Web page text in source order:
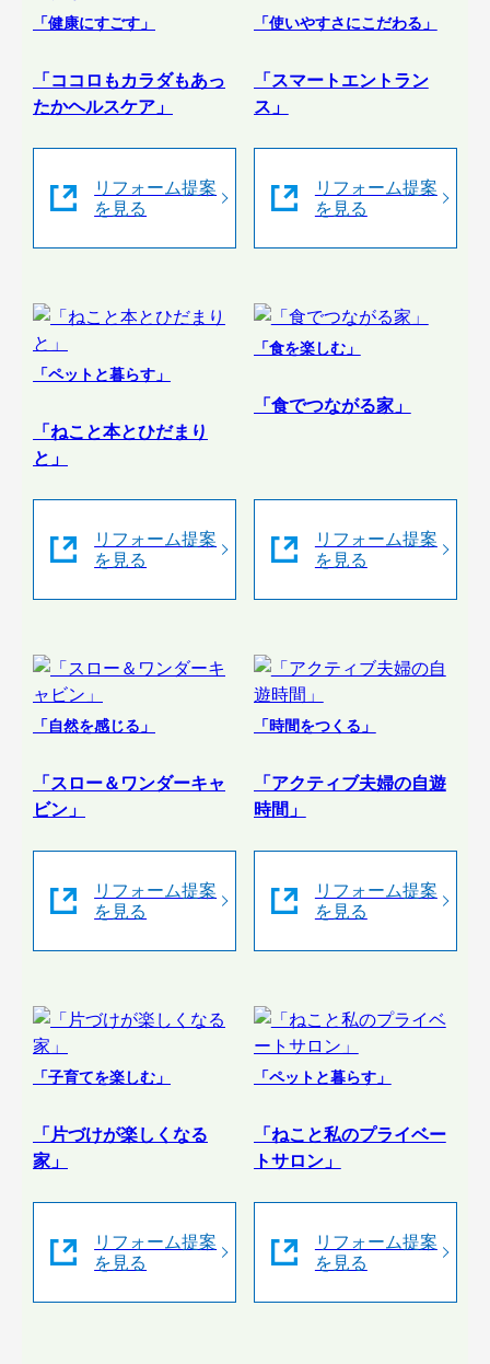
「健康にすごす」
「ココロもカラダもあっ
たかヘルスケア」
リフォーム提案
を見る
「使いやすさにこだわる」
「スマートエントラン
ス」
リフォーム提案
を見る
「ペットと暮らす」
「ねこと本とひだまり
と」
リフォーム提案
を見る
「食を楽しむ」
「食でつながる家」
リフォーム提案
を見る
「自然を感じる」
「スロー＆ワンダーキャ
ビン」
リフォーム提案
を見る
「時間をつくる」
「アクティブ夫婦の自遊
時間」
リフォーム提案
を見る
「子育てを楽しむ」
「片づけが楽しくなる
家」
リフォーム提案
を見る
「ペットと暮らす」
「ねこと私のプライベー
トサロン」
リフォーム提案
を見る